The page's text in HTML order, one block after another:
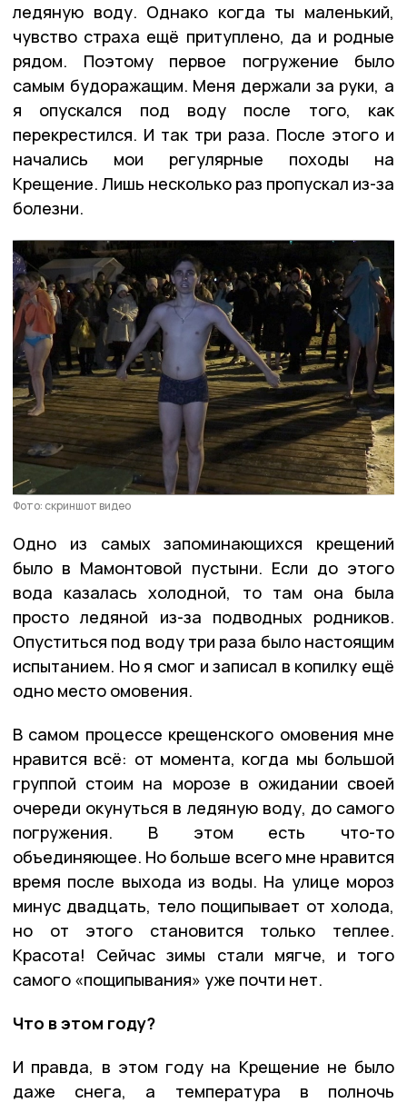
ледяную воду. Однако когда ты маленький,
чувство страха ещё притуплено, да и родные
рядом. Поэтому первое погружение было
самым будоражащим. Меня держали за руки, а
я опускался под воду после того, как
перекрестился. И так три раза. После этого и
начались мои регулярные походы на
Крещение. Лишь несколько раз пропускал из-за
болезни.
Фото: скриншот видео
Одно из самых запоминающихся крещений
было в Мамонтовой пустыни. Если до этого
вода казалась холодной, то там она была
просто ледяной из-за подводных родников.
Опуститься под воду три раза было настоящим
испытанием. Но я смог и записал в копилку ещё
одно место омовения.
В самом процессе крещенского омовения мне
нравится всё: от момента, когда мы большой
группой стоим на морозе в ожидании своей
очереди окунуться в ледяную воду, до самого
погружения. В этом есть что-то
объединяющее. Но больше всего мне нравится
время после выхода из воды. На улице мороз
минус двадцать, тело пощипывает от холода,
но от этого становится только теплее.
Красота! Сейчас зимы стали мягче, и того
самого «пощипывания» уже почти нет.
Что в этом году?
И правда, в этом году на Крещение не было
даже снега, а температура в полночь